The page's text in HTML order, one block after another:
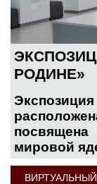
РОДИНЕ»
мировой